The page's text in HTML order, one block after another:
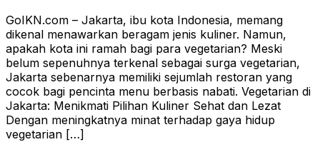
GoIKN.com – Jakarta, ibu kota Indonesia, memang
dikenal menawarkan beragam jenis kuliner. Namun,
apakah kota ini ramah bagi para vegetarian? Meski
belum sepenuhnya terkenal sebagai surga vegetarian,
Jakarta sebenarnya memiliki sejumlah restoran yang
cocok bagi pencinta menu berbasis nabati. Vegetarian di
Jakarta: Menikmati Pilihan Kuliner Sehat dan Lezat
Dengan meningkatnya minat terhadap gaya hidup
vegetarian […]